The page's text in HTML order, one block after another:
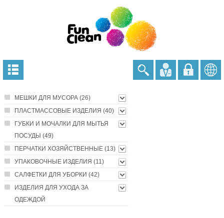
МЕШКИ ДЛЯ МУСОРА (26)
ПЛАСТМАССОВЫЕ ИЗДЕЛИЯ (40)
ГУБКИ И МОЧАЛКИ ДЛЯ МЫТЬЯ
ПОСУДЫ (49)
ПЕРЧАТКИ ХОЗЯЙСТВЕННЫЕ (13)
УПАКОВОЧНЫЕ ИЗДЕЛИЯ (11)
САЛФЕТКИ ДЛЯ УБОРКИ (42)
ИЗДЕЛИЯ ДЛЯ УХОДА ЗА
ОДЕЖДОЙ